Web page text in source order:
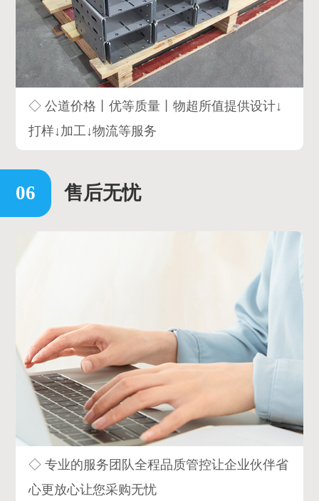
◇ 公道价格丨优等质量丨物超所值提供设计↓
打样↓加工↓物流等服务
售后无忧
◇ 专业的服务团队全程品质管控让企业伙伴省
心更放心让您采购无忧